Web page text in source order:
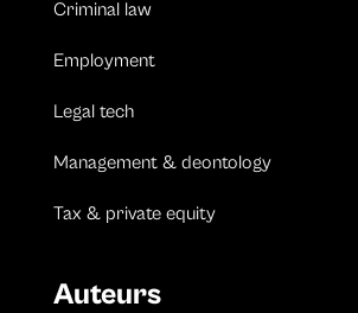
Criminal law
Employment
Legal tech
Management & deontology
Tax & private equity
Auteurs